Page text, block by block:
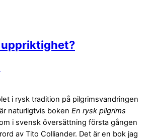
i rysk tradition på pilgrimsvandringen
naturligtvis boken En rysk pilgrims
i svensk översättning första gången
av Tito Colliander. Det är en bok jag